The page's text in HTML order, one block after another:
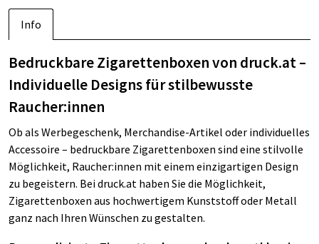
Info
Bedruckbare Zigarettenboxen von druck.at –
Individuelle Designs für stilbewusste
Raucher:innen
Ob als Werbegeschenk, Merchandise-Artikel oder individuelles
Accessoire – bedruckbare Zigarettenboxen sind eine stilvolle
Möglichkeit, Raucher:innen mit einem einzigartigen Design
zu begeistern. Bei druck.at haben Sie die Möglichkeit,
Zigarettenboxen aus hochwertigem Kunststoff oder Metall
ganz nach Ihren Wünschen zu gestalten.